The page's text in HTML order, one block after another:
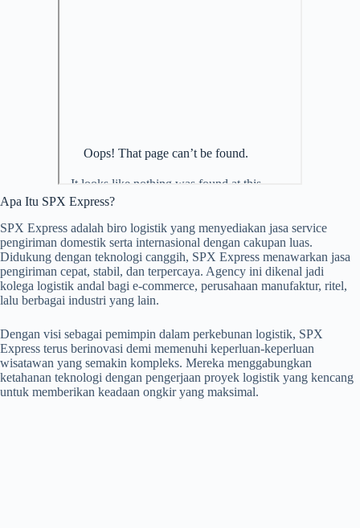
Apa Itu SPX Express?
SPX Express adalah biro logistik yang menyediakan jasa service
pengiriman domestik serta internasional dengan cakupan luas.
Didukung dengan teknologi canggih, SPX Express menawarkan jasa
pengiriman cepat, stabil, dan terpercaya. Agency ini dikenal jadi
kolega logistik andal bagi e-commerce, perusahaan manufaktur, ritel,
lalu berbagai industri yang lain.
Dengan visi sebagai pemimpin dalam perkebunan logistik, SPX
Express terus berinovasi demi memenuhi keperluan-keperluan
wisatawan yang semakin kompleks. Mereka menggabungkan
ketahanan teknologi dengan pengerjaan proyek logistik yang kencang
untuk memberikan keadaan ongkir yang maksimal.